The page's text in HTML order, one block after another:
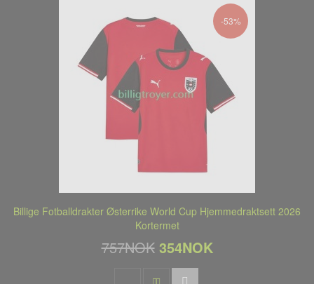
-53%
Billige Fotballdrakter Østerrike World Cup Hjemmedraktsett 2026
Kortermet
757NOK 354NOK